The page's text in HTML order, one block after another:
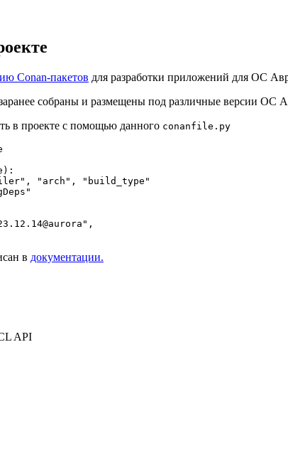
Conan-пакетов для разработки приложений для ОС
собраны и размещены под различные версии
в проекте с помощью данного conanfile.py
):
, "arch" ,
"build_type"
,
в документации.
API